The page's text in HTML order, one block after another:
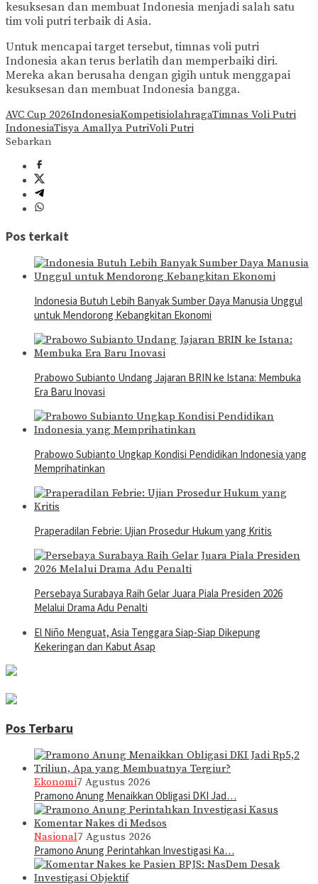
kesuksesan dan membuat Indonesia menjadi salah satu
tim voli putri terbaik di Asia.
Untuk mencapai target tersebut, timnas voli putri
Indonesia akan terus berlatih dan memperbaiki diri.
Mereka akan berusaha dengan gigih untuk menggapai
kesuksesan dan membuat Indonesia bangga.
AVC Cup 2026IndonesiaKompetisiolahragaTimnas Voli Putri
IndonesiaTisya Amallya PutriVoli Putri
Sebarkan
Pos terkait
Indonesia Butuh Lebih Banyak Sumber Daya Manusia Unggul
untuk Mendorong Kebangkitan Ekonomi
Prabowo Subianto Undang Jajaran BRIN ke Istana: Membuka
Era Baru Inovasi
Prabowo Subianto Ungkap Kondisi Pendidikan Indonesia yang
Memprihatinkan
Praperadilan Febrie: Ujian Prosedur Hukum yang Kritis
Persebaya Surabaya Raih Gelar Juara Piala Presiden 2026
Melalui Drama Adu Penalti
El Niño Menguat, Asia Tenggara Siap-Siap Dikepung
Kekeringan dan Kabut Asap
Pos Terbaru
Ekonomi7 Agustus 2026
Pramono Anung Menaikkan Obligasi DKI Jad…
Nasional7 Agustus 2026
Pramono Anung Perintahkan Investigasi Ka…